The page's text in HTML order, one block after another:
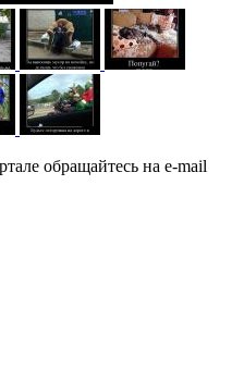
обращайтесь на e-mail